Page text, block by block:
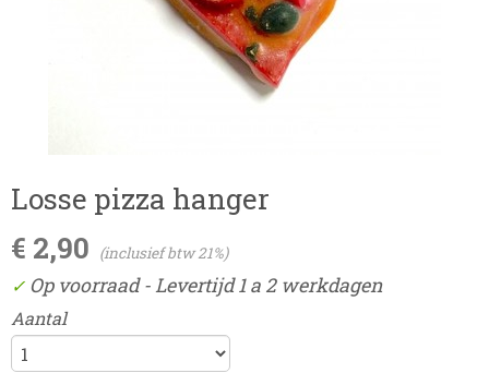
Losse pizza hanger
€ 2,90
(inclusief btw 21%)
✓ Op voorraad- Levertijd 1 a 2 werkdagen
Aantal